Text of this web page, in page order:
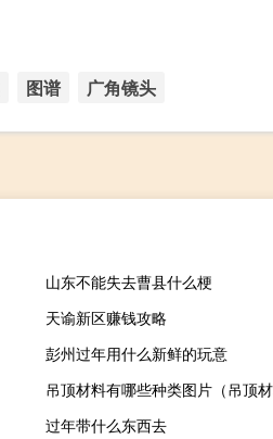
图谱 广角镜头
山东不能失去曹县什么梗
天谕新区赚钱攻略
彭州过年用什么新鲜的玩意
吊顶材料有哪些种类图片（吊顶材
过年带什么东西去